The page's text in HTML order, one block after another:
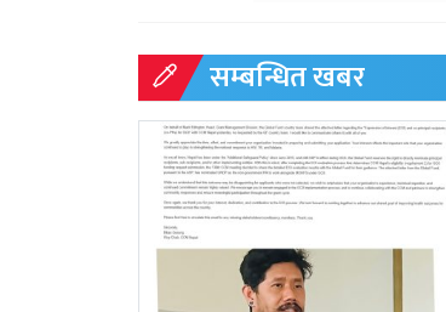
सम्बन्धित खबर